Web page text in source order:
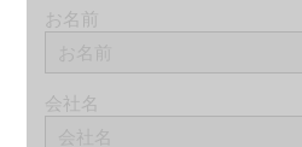
お名前
会社名